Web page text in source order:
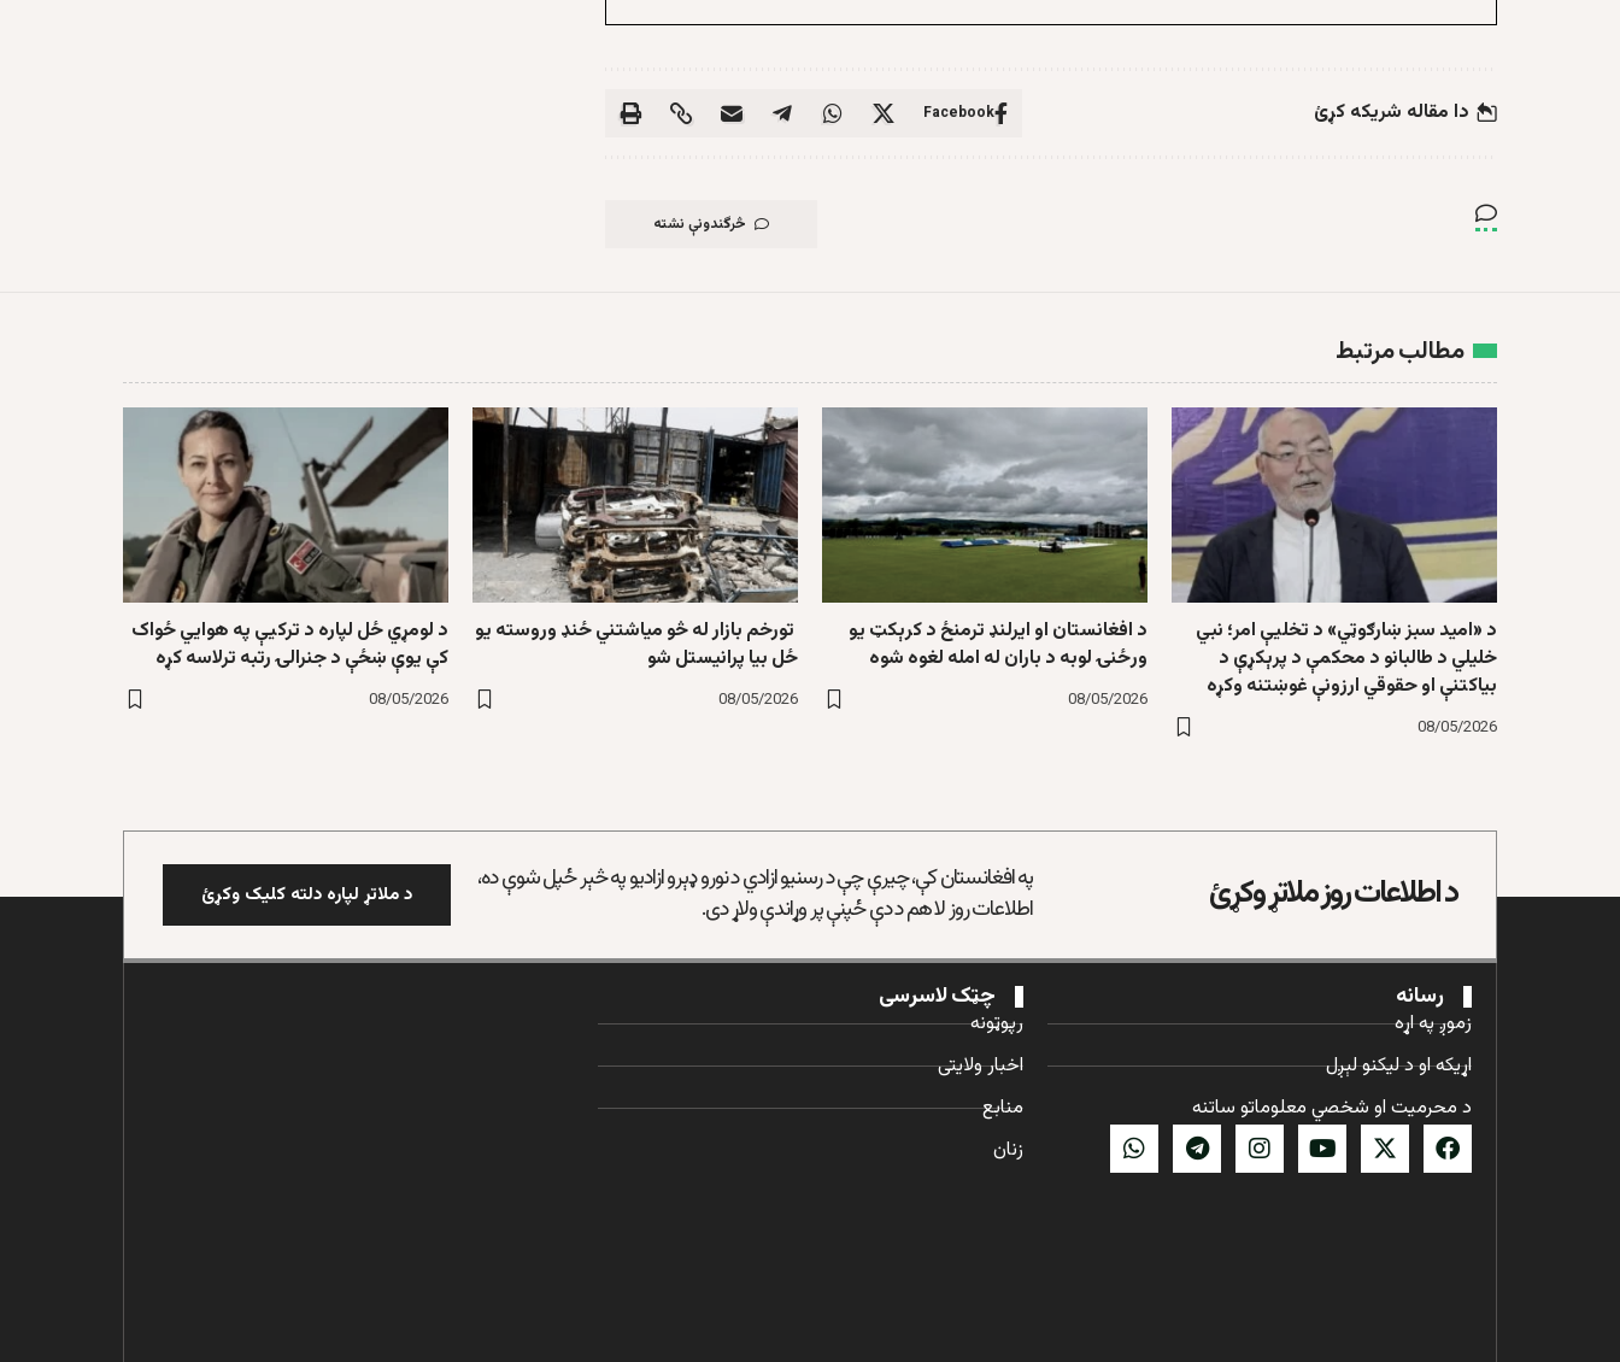
دا مقاله شریکه کړئ Facebook
څرگندونې نشته
مطالب مرتبط
د «امید سبز ښارګوټي» د تخلیې امر؛ نبي
خلیلي د طالبانو د محکمې د پرېکړې د
بیاکتنې او حقوقي ارزونې غوښتنه وکړه
08/05/2026
د افغانستان او ایرلنډ ترمنځ د کرېکټ یو
ورځنۍ لوبه د باران له امله لغوه شوه
08/05/2026
تورخم بازار له څو میاشتني ځنډ وروسته یو
ځل بیا پرانیستل شو
08/05/2026
د لومړي ځل لپاره د ترکیې په هوايي ځواک
کې یوې ښځې د جنرالۍ رتبه ترلاسه کړه
08/05/2026
د اطلاعات روز ملاتړ وکړئ
په افغانستان کې، چیرې چې د رسنیو ازادي د نورو ډېرو ازادیو په څېر ځپل شوې ده،
اطلاعات روز لا هم د دې ځپنې پر وړاندې ولاړ دی.
د ملاتړ لپاره دلته کلیک وکړئ
رسانه
زموږ په اړه
اړیکه او د لیکنو لېږل
د محرمیت او شخصي معلوماتو ساتنه
چټک لاسرسی
رپوټونه
اخبار ولایتی
منابع
زنان